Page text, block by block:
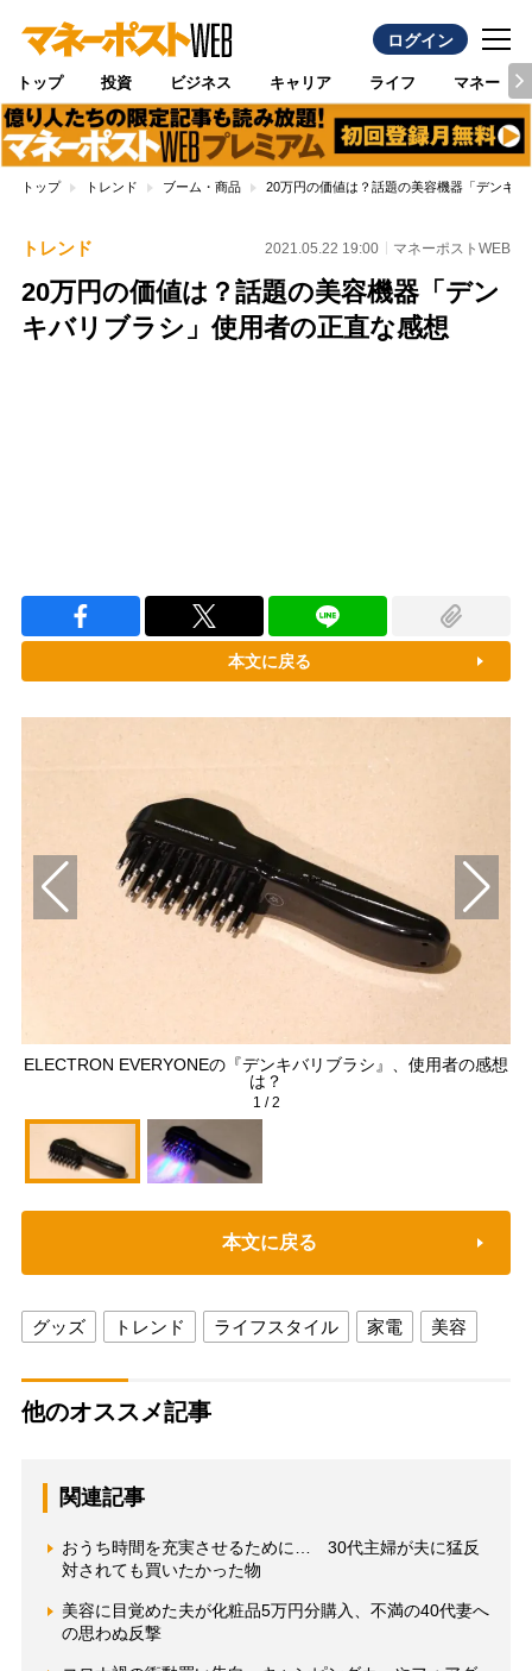
ログイン
トップ 投資 ビジネス キャリア ライフ マネー
トップ トレンド ブーム・商品 20万円の価値は？話題の美容機器「デンキ
トレンド 2021.05.22 19:00 マネーポストWEB
20万円の価値は？話題の美容機器「デン
キバリブラシ」使用者の正直な感想
本文に戻る
ELECTRON EVERYONEの『デンキバリブラシ』、使用者の感想
は？
1 /2
本文に戻る
グッズ トレンド ライフスタイル 家電 美容
他のオススメ記事
関連記事
おうち時間を充実させるために… 30代主婦が夫に猛反
対されても買いたかった物
美容に目覚めた夫が化粧品5万円分購入、不満の40代妻へ
の思わぬ反撃